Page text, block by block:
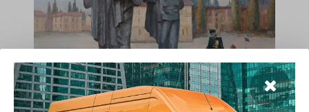
Чувство Родины — одно на
всех